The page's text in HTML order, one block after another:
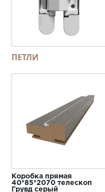
ПЕТЛИ
Коробка прямая
40*85*2070 телескоп
Грувд серый